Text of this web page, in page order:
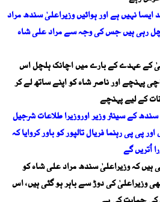
کے بعد ایسا نہیں ہے اور ہوائیں وزیراعلیٰ سندھ مراد
رہی ہیں جس کی وجہ سے مراد علی شاہ
کے عہدے کے بارے میں اچانک ہلچل اس
پہنچے اور ناصر شاہ کو اپنے ساتھ لے کر
کے لیے پہنچے
کے سینئر وزیر اوروزیرا طلاعات شرجیل
پی پی رہنما فریال تالپور کو باور کروایا کہ
اُتریں گے
ہیں کہ وزیراعلیٰ سندھ مراد علی شاہ کو
وزیراعلیٰ کی دوڑ سے باہر ہو گئی ہیں، اس